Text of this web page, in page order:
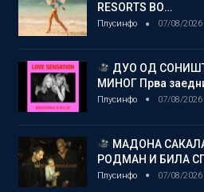
RESORTS ВО…
Плусинфо 07/08/2026
ДУО ОД
МИНОГ Прва
Плусинфо 07/08/2026
МАДОНА
РОДМАН И БИЛА
Плусинфо 07/08/2026